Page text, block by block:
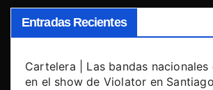
Entradas Recientes
Cartelera | Las bandas nacionales
en el show de Violator en Santiago